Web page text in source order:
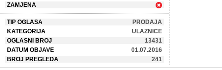
ZAMJENA
TIP OGLASA
PRODAJA
KATEGORIJA
ULAZNICE
OGLASNI BROJ
13431
DATUM OBJAVE
01.07.2016
BROJ PREGLEDA
241